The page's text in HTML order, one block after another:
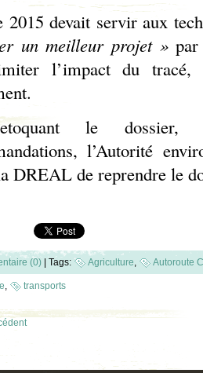
2015 devait servir aux
un meilleur projet »
l’impact du tracé,
le dossier,
l’Autorité
DREAL de reprendre le
(0) Tags: Agriculture, Autoroute
, transports